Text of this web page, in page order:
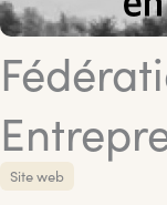
Site web